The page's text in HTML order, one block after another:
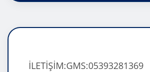
İLETİŞİM:GMS:05393281369